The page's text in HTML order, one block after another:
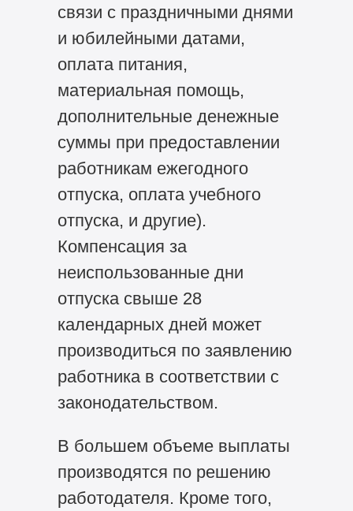
связи с праздничными днями
и юбилейными датами,
оплата питания,
материальная помощь,
дополнительные денежные
суммы при предоставлении
работникам ежегодного
отпуска, оплата учебного
отпуска, и другие).
Компенсация за
неиспользованные дни
отпуска свыше 28
календарных дней может
производиться по заявлению
работника в соответствии с
законодательством.
В большем объеме выплаты
производятся по решению
работодателя. Кроме того,